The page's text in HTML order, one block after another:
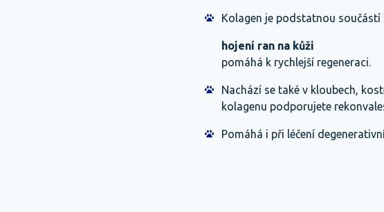
Kolagen je podstatnou součástí
hojení ran na kůži
pomáhá k rychlejší regeneraci.
Nachází se také v kloubech,
kolagenu podporujete
Pomáhá i při léčení